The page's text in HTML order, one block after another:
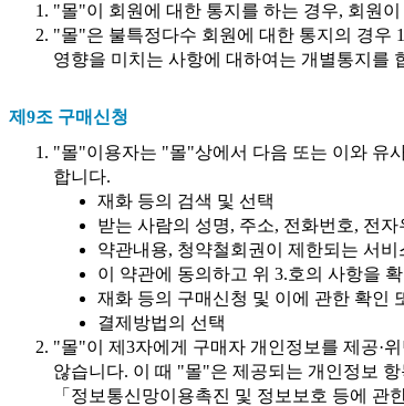
"몰"이 회원에 대한 통지를 하는 경우, 회원
"몰"은 불특정다수 회원에 대한 통지의 경우
영향을 미치는 사항에 대하여는 개별통지를
제9조 구매신청
"몰"이용자는 "몰"상에서 다음 또는 이와 유
합니다.
재화 등의 검색 및 선택
받는 사람의 성명, 주소, 전화번호, 전
약관내용, 청약철회권이 제한되는 서
이 약관에 동의하고 위 3.호의 사항을
재화 등의 구매신청 및 이에 관한 확인
결제방법의 선택
"몰"이 제3자에게 구매자 개인정보를 제공·
않습니다. 이 때 "몰"은 제공되는 개인정보
「정보통신망이용촉진 및 정보보호 등에